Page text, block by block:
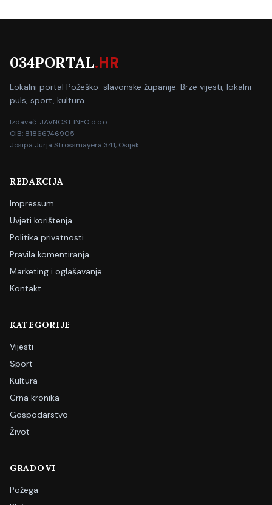
034PORTAL.HR
Lokalni portal Požeško-slavonske županije. Brze vijesti, lokalni
puls, sport, kultura.
Izdavač: JAVNOST INFO d.o.o.
OIB: 81866746905
Josipa Jurja Strossmayera 341, Osijek
REDAKCIJA
Impressum
Uvjeti korištenja
Politika privatnosti
Pravila komentiranja
Marketing i oglašavanje
Kontakt
KATEGORIJE
Vijesti
Sport
Kultura
Crna kronika
Gospodarstvo
Život
GRADOVI
Požega